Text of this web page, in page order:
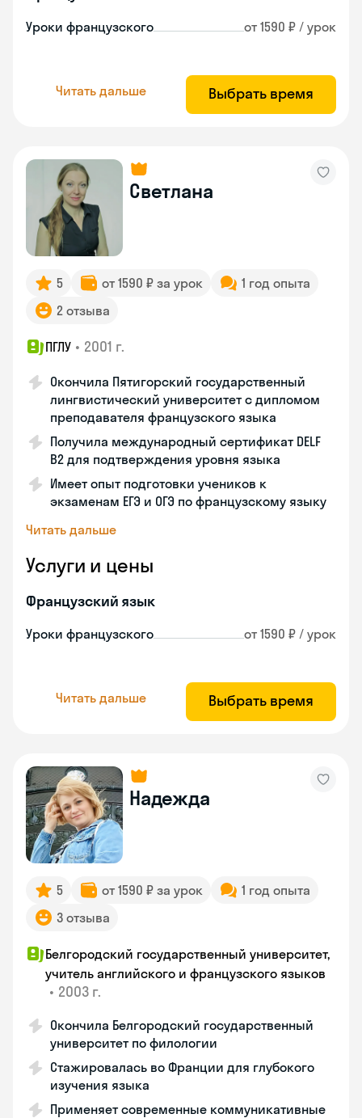
Уроки французского от 1590 ₽ / урок
Читать дальше Выбрать время
Светлана
5 от 1590 ₽ за урок
1 год опыта
2 отзыва
ПГЛУ • 2001 г.
Окончила Пятигорский государственный
лингвистический университет с дипломом
преподавателя французского языка
Получила международный сертификат DELF
B2 для подтверждения уровня языка
Имеет опыт подготовки учеников к
экзаменам ЕГЭ и ОГЭ по французскому языку
Читать дальше
Услуги и цены
Французский язык
Уроки французского от 1590 ₽ / урок
Читать дальше Выбрать время
Надежда
5 от 1590 ₽ за урок
1 год опыта
3 отзыва
Белгородский государственный университет,
учитель английского и французского языков
• 2003 г.
Окончила Белгородский государственный
университет по филологии
Стажировалась во Франции для глубокого
изучения языка
Применяет современные коммуникативные